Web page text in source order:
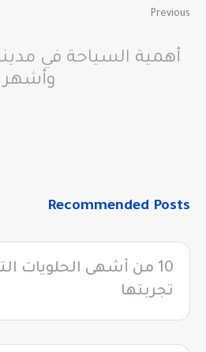
Previous
أهمية السياحة في
وأشهر
Recommended Posts
10 من أشهى الحلويات
تجربتها